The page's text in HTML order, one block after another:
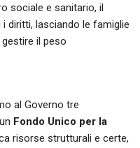
sociale e sanitario, il
diritti, lasciando le famiglie
il peso
al Governo tre
Fondo Unico per la
risorse strutturali e certe,